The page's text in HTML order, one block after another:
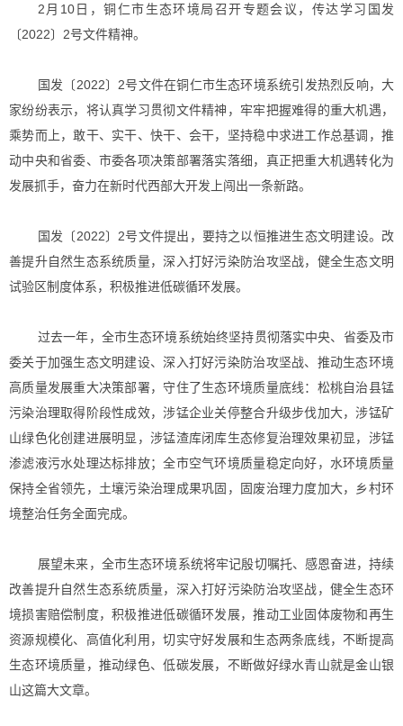
2月10日，铜仁市生态环境局召开专题会议，传达学习国发
〔2022〕2号文件精神。
国发〔2022〕2号文件在铜仁市生态环境系统引发热烈反响，大
家纷纷表示，将认真学习贯彻文件精神，牢牢把握难得的重大机遇，
乘势而上，敢干、实干、快干、会干，坚持稳中求进工作总基调，推
动中央和省委、市委各项决策部署落实落细，真正把重大机遇转化为
发展抓手，奋力在新时代西部大开发上闯出一条新路。
国发〔2022〕2号文件提出，要持之以恒推进生态文明建设。改
善提升自然生态系统质量，深入打好污染防治攻坚战，健全生态文明
试验区制度体系，积极推进低碳循环发展。
过去一年，全市生态环境系统始终坚持贯彻落实中央、省委及市
委关于加强生态文明建设、深入打好污染防治攻坚战、推动生态环境
高质量发展重大决策部署，守住了生态环境质量底线：松桃自治县锰
污染治理取得阶段性成效，涉锰企业关停整合升级步伐加大，涉锰矿
山绿色化创建进展明显，涉锰渣库闭库生态修复治理效果初显，涉锰
渗滤液污水处理达标排放；全市空气环境质量稳定向好，水环境质量
保持全省领先，土壤污染治理成果巩固，固废治理力度加大，乡村环
境整治任务全面完成。
展望未来，全市生态环境系统将牢记殷切嘱托、感恩奋进，持续
改善提升自然生态系统质量，深入打好污染防治攻坚战，健全生态环
境损害赔偿制度，积极推进低碳循环发展，推动工业固体废物和再生
资源规模化、高值化利用，切实守好发展和生态两条底线，不断提高
生态环境质量，推动绿色、低碳发展，不断做好绿水青山就是金山银
山这篇大文章。